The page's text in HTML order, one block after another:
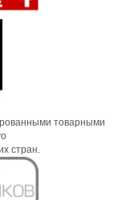
товарными
стран.